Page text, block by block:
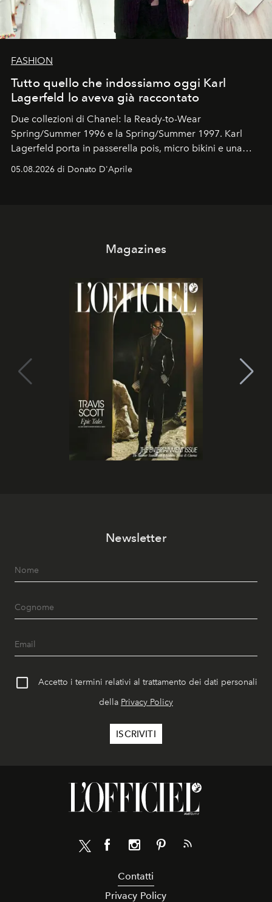
FASHION
Tutto quello che indossiamo oggi Karl
Lagerfeld lo aveva già raccontato
Due collezioni di Chanel: la Ready-to-Wear
Spring/Summer 1996 e la Spring/Summer 1997. Karl
Lagerfeld porta in passerella pois, micro bikini e una
logomania pensata per la spiaggia
Kate, Claudia e Carla una dietro l'altra. Trent'anni dopo,
05.08.2026 di Donato D'Aprile
Magazines
Newsletter
Accetto i termini relativi al trattamento dei dati personali
della Privacy Policy
Contatti
Privacy Policy